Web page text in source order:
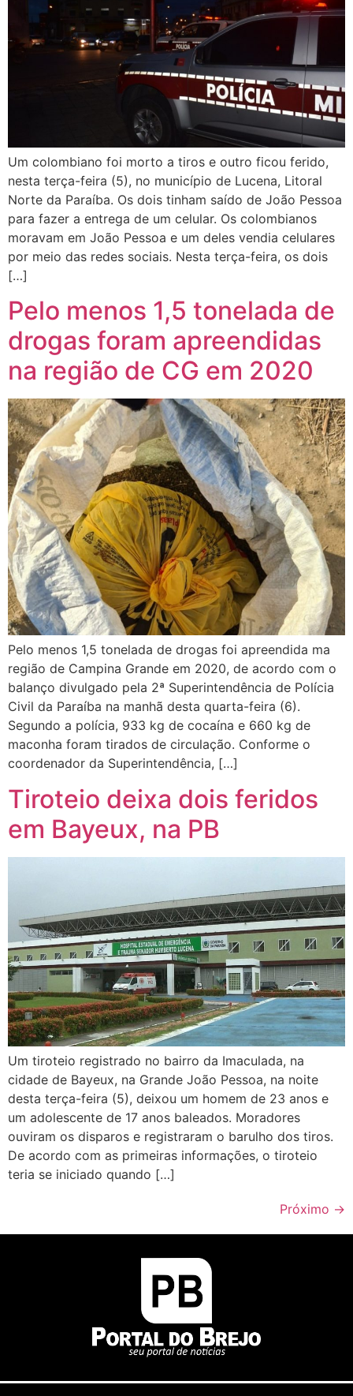
Um colombiano foi morto a tiros e outro ficou ferido,
nesta terça-feira (5), no município de Lucena, Litoral
Norte da Paraíba. Os dois tinham saído de João Pessoa
para fazer a entrega de um celular. Os colombianos
moravam em João Pessoa e um deles vendia celulares
por meio das redes sociais. Nesta terça-feira, os dois
[…]
Pelo menos 1,5 tonelada de
drogas foram apreendidas
na região de CG em 2020
Pelo menos 1,5 tonelada de drogas foi apreendida ma
região de Campina Grande em 2020, de acordo com o
balanço divulgado pela 2ª Superintendência de Polícia
Civil da Paraíba na manhã desta quarta-feira (6).
Segundo a polícia, 933 kg de cocaína e 660 kg de
maconha foram tirados de circulação. Conforme o
coordenador da Superintendência, […]
Tiroteio deixa dois feridos
em Bayeux, na PB
Um tiroteio registrado no bairro da Imaculada, na
cidade de Bayeux, na Grande João Pessoa, na noite
desta terça-feira (5), deixou um homem de 23 anos e
um adolescente de 17 anos baleados. Moradores
ouviram os disparos e registraram o barulho dos tiros.
De acordo com as primeiras informações, o tiroteio
teria se iniciado quando […]
Próximo →